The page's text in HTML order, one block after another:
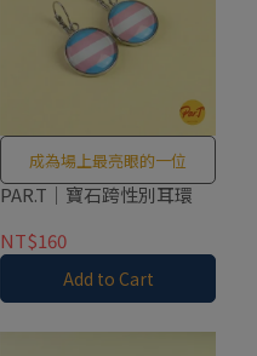
成為場上最亮眼的一位
PAR.T｜寶石跨性別耳環
NT$160
Add to Cart